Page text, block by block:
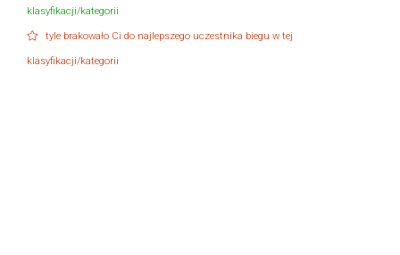
klasyfikacji/kategorii
tyle brakowało Ci do najlepszego uczestnika biegu w tej
klasyfikacji/kategorii